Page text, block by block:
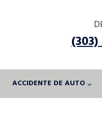
(303)
ACCIDENTE DE AUTO